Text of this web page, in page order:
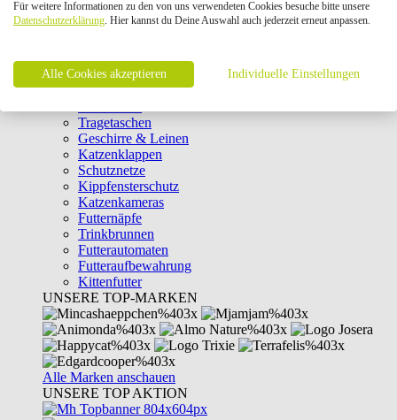
Intelligenzspielzeug
Laserpointer & Elektrospielzeug
Clicker & Target Sticks für Katzen
Weiteres Katzenspielzeug
Transportboxen
Tragetaschen
Geschirre & Leinen
Katzenklappen
Schutznetze
Kippfensterschutz
Katzenkameras
Futternäpfe
Trinkbrunnen
Futterautomaten
Futteraufbewahrung
Kittenfutter
UNSERE TOP-MARKEN
Alle Marken anschauen
UNSERE TOP AKTION
Für weitere Informationen zu den von uns verwendeten Cookies besuche bitte unsere
Datenschutzerklärung. Hier kannst du Deine Auswahl auch jederzeit erneut anpassen.
Alle Cookies akzeptieren Individuelle Einstellungen